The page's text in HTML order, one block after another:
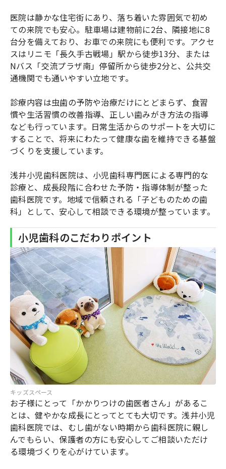
医院は静かな住宅街にあり、落ち着いた雰囲気で初め
ての来院でも安心。駐車場は建物前に2台、隣接地に8
台分を備えており、お車での来院にも便利です。アクセ
スはリニモ「長久手古戦場」駅から徒歩13分、または
Nバス「交流プラザ南」停留所から徒歩2分と、公共交
通機関でも通いやすい立地です。
診療内容は虫歯の予防や治療だけにとどまらず、食習
慣や生活習慣の改善指導、正しい歯みがき方法の指導
なども行っています。日常生活からのサポートを大切に
することで、将来にわたって健康な歯を維持できる基盤
づくりを支援しています。
浅井小児歯科医院は、小児歯科専門医による専門的な
診療と、成長段階に合わせた予防・指導体制が整った
歯科医院です。地域で信頼される「子どものための歯
科」として、安心して相談できる環境が整っています。
小児歯科のこだわりポイント
キッズスペース
お子様にとって「かかりつけの歯医者さん」があるこ
とは、健やかな成長にとってとても大切です。浅井小児
歯科医院では、むし歯がない時期から歯科医院に親し
んでもらい、保護者の方にも安心してご相談いただけ
る環境づくりを心がけています。